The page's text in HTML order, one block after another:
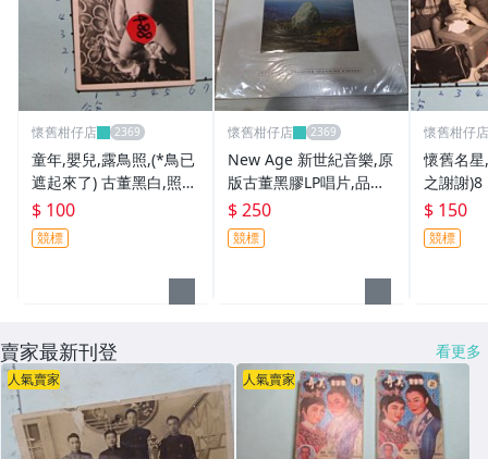
懷舊柑仔店
童年,嬰兒,露鳥照,(*鳥已
遮起來了) 古董黑白,照
片,相片-6
$ 100
競標
懷舊柑仔店
New Age 新世紀音樂,原
版古董黑膠LP唱片,品相
如圖(年輕時自己買的一
手唱片,沒聽過幾次,保存
良好
$ 250
競標
懷舊柑仔店
懷舊名
之謝謝)8
$ 150
競標
賣家最新刊登 看更多
人氣賣家 人氣賣家